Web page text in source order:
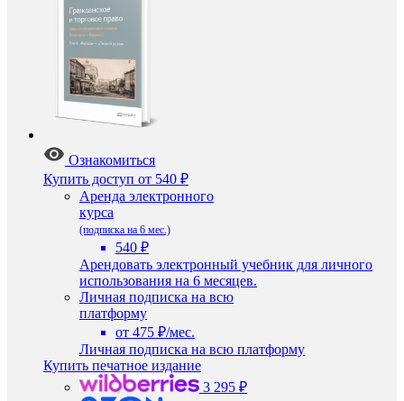
Ознакомиться
Купить доступ от 540 ₽
Аренда электронного
курса
(подписка на 6 мес.)
540 ₽
Арендовать электронный учебник для личного
использования на 6 месяцев.
Личная подписка на всю
платформу
от 475 ₽/мес.
Личная подписка на всю платформу
Купить печатное издание
3 295 ₽